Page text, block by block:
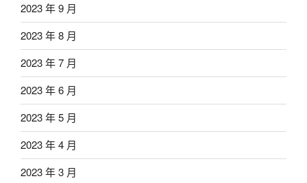
2023 年 9 月
2023 年 8 月
2023 年 7 月
2023 年 6 月
2023 年 5 月
2023 年 4 月
2023 年 3 月